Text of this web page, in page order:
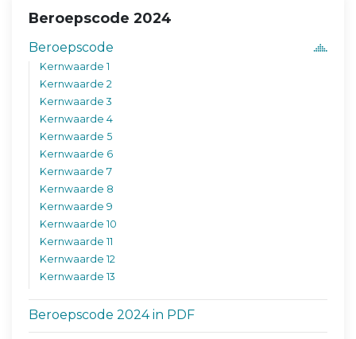
Beroepscode 2024
Beroepscode
Kernwaarde 1
Kernwaarde 2
Kernwaarde 3
Kernwaarde 4
Kernwaarde 5
Kernwaarde 6
Kernwaarde 7
Kernwaarde 8
Kernwaarde 9
Kernwaarde 10
Kernwaarde 11
Kernwaarde 12
Kernwaarde 13
Beroepscode 2024 in PDF